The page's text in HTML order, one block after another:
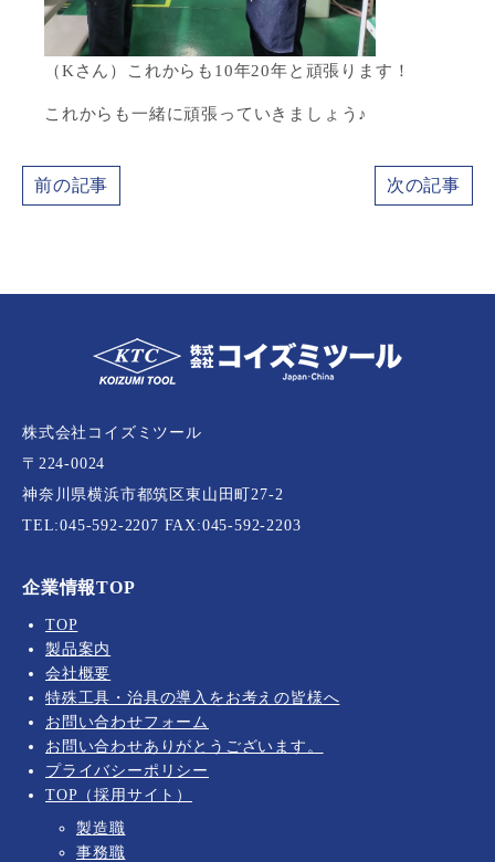
（Kさん）これからも10年20年と頑張ります！
これからも一緒に頑張っていきましょう♪
前の記事 次の記事
株式会社コイズミツール
〒224-0024
神奈川県横浜市都筑区東山田町27-2
TEL:045-592-2207 FAX:045-592-2203
企業情報TOP
TOP
製品案内
会社概要
特殊工具・治具の導入をお考えの皆様へ
お問い合わせフォーム
お問い合わせありがとうございます。
プライバシーポリシー
TOP（採用サイト）
製造職
事務職